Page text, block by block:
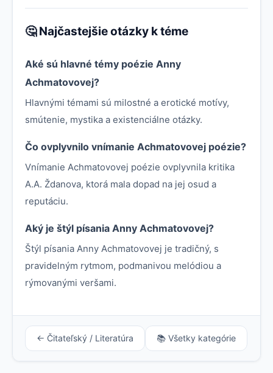
🤔 Najčastejšie otázky k téme
Aké sú hlavné témy poézie Anny
Achmatovovej?
Hlavnými témami sú milostné a erotické motívy,
smútenie, mystika a existenciálne otázky.
Čo ovplyvnilo vnímanie Achmatovovej poézie?
Vnímanie Achmatovovej poézie ovplyvnila kritika
A.A. Ždanova, ktorá mala dopad na jej osud a
reputáciu.
Aký je štýl písania Anny Achmatovovej?
Štýl písania Anny Achmatovovej je tradičný, s
pravidelným rytmom, podmanivou melódiou a
rýmovanými veršami.
← Čitateľský / Literatúra 📚 Všetky kategórie